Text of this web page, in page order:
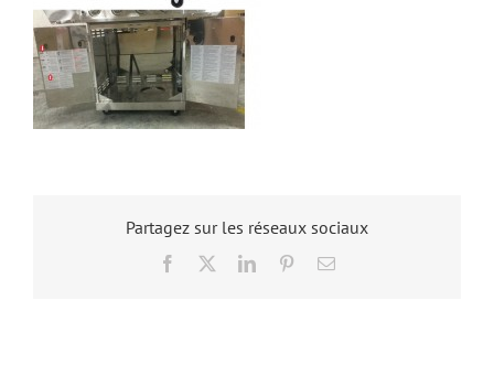
Partagez sur les réseaux sociaux
Facebook LinkedInPinterestEmail